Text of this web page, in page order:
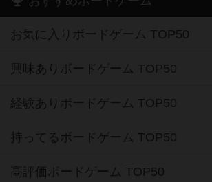
お気に入りボードゲーム TOP50
興味ありボードゲーム TOP50
経験ありボードゲーム TOP50
持ってるボードゲーム TOP50
高評価ボードゲーム TOP50